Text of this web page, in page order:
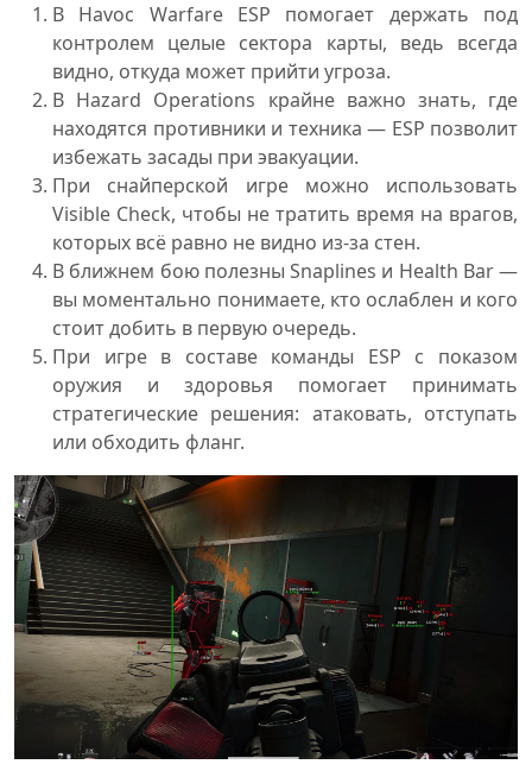
В Havoc Warfare ESP помогает держать под
контролем целые сектора карты, ведь всегда
видно, откуда может прийти угроза.
В Hazard Operations крайне важно знать, где
находятся противники и техника — ESP позволит
избежать засады при эвакуации.
При снайперской игре можно использовать
Visible Check, чтобы не тратить время на врагов,
которых всё равно не видно из-за стен.
В ближнем бою полезны Snaplines и Health Bar —
вы моментально понимаете, кто ослаблен и кого
стоит добить в первую очередь.
При игре в составе команды ESP с показом
оружия и здоровья помогает принимать
стратегические решения: атаковать, отступать
или обходить фланг.